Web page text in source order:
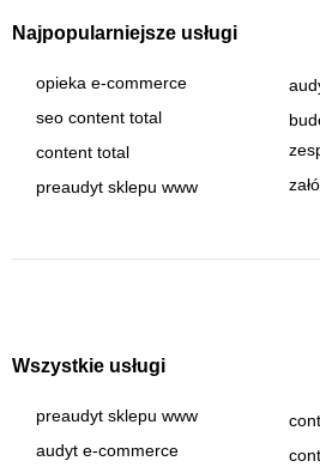
Najpopularniejsze usługi
opieka e-commerce
seo content total
content total
preaudyt sklepu www
Wszystkie usługi
preaudyt sklepu www
audyt e-commerce